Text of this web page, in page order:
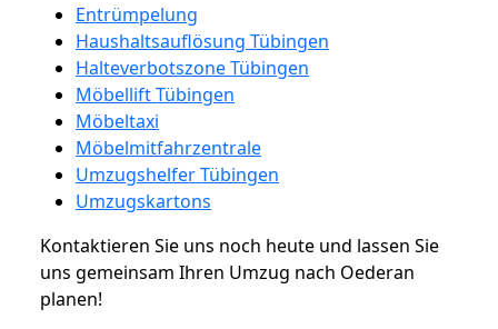
Entrümpelung
Haushaltsauflösung Tübingen
Halteverbotszone Tübingen
Möbellift Tübingen
Möbeltaxi
Möbelmitfahrzentrale
Umzugshelfer Tübingen
Umzugskartons
Kontaktieren Sie uns noch heute und lassen Sie
uns gemeinsam Ihren Umzug nach Oederan
planen!